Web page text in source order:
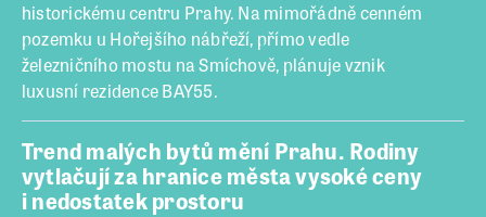
historickému centru Prahy. Na mimořádně cenném
pozemku u Hořejšího nábřeží, přímo vedle
železničního mostu na Smíchově, plánuje vznik
luxusní rezidence BAY55.
Trend malých bytů mění Prahu. Rodiny
vytlačují za hranice města vysoké ceny
i nedostatek prostoru